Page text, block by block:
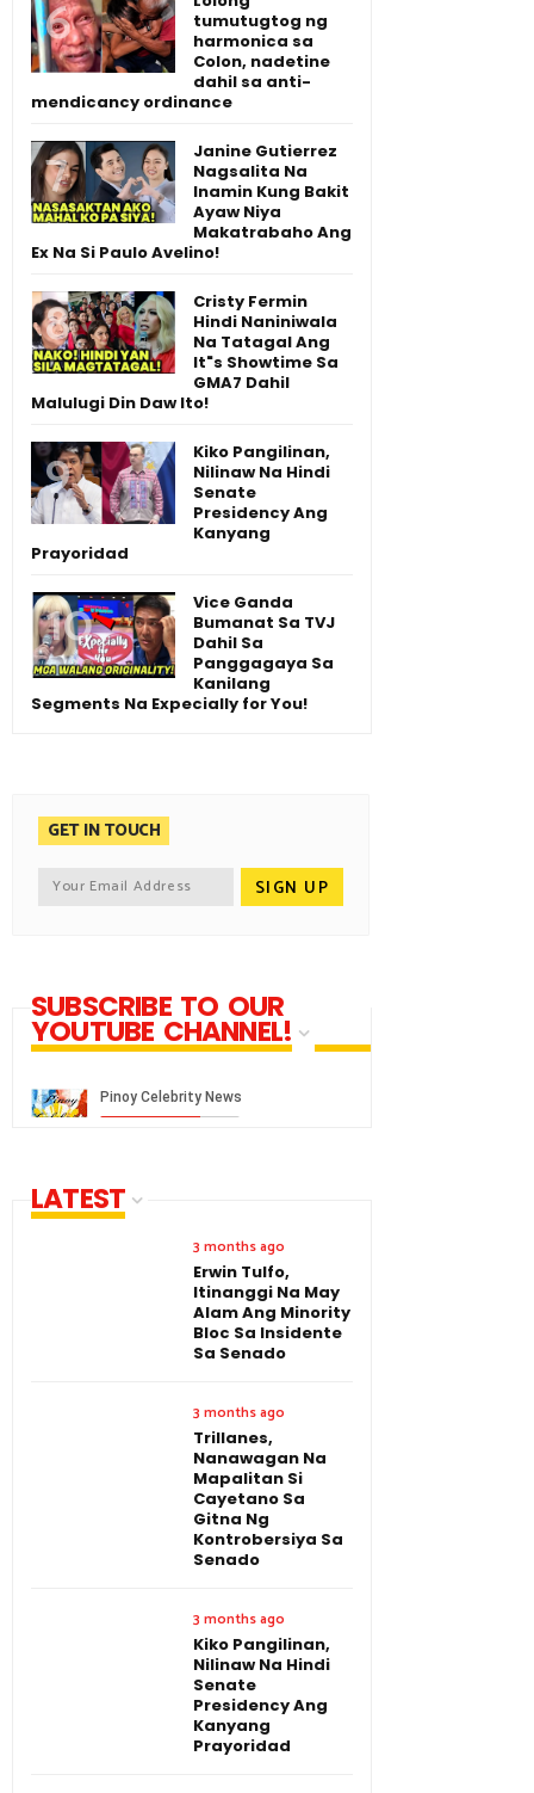
tumutugtog ng
harmonica sa
Colon, nadetine
dahil sa anti-
mendicancy ordinance
Janine Gutierrez
Nagsalita Na
Inamin Kung Bakit
Ayaw Niya
Makatrabaho Ang
Ex Na Si Paulo Avelino!
Cristy Fermin
Hindi Naniniwala
Na Tatagal Ang
It"s Showtime Sa
GMA7 Dahil
Malulugi Din Daw Ito!
Kiko Pangilinan,
Nilinaw Na Hindi
Senate
Presidency Ang
Kanyang
Prayoridad
Vice Ganda
Bumanat Sa TVJ
Dahil Sa
Panggagaya Sa
Kanilang
Segments Na Expecially for You!
GET IN TOUCH
SUBSCRIBE TO OUR
YOUTUBE CHANNEL!
LATEST
3 months ago
Erwin Tulfo,
Itinanggi Na May
Alam Ang Minority
Bloc Sa Insidente
Sa Senado
3 months ago
Trillanes,
Nanawagan Na
Mapalitan Si
Cayetano Sa
Gitna Ng
Kontrobersiya Sa
Senado
3 months ago
Kiko Pangilinan,
Nilinaw Na Hindi
Senate
Presidency Ang
Kanyang
Prayoridad